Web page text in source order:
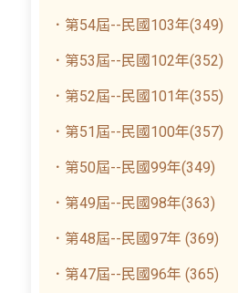
．第54屆--民國103年(349)
．第53屆--民國102年(352)
．第52屆--民國101年(355)
．第51屆--民國100年(357)
．第50屆--民國99年(349)
．第49屆--民國98年(363)
．第48屆--民國97年 (369)
．第47屆--民國96年 (365)